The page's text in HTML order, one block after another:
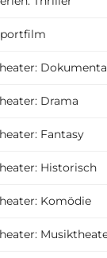
Drama
Fantasy
Historisch
Komödie